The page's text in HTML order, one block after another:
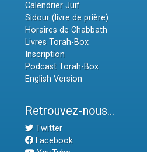
Calendrier Juif
Sidour (livre de prière)
Horaires de Chabbath
Livres Torah-Box
Inscription
Podcast Torah-Box
English Version
Retrouvez-nous...
Twitter
Facebook